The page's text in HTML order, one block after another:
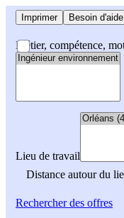
Imprimer Besoin
Métier, compétence,
Lieu de travail
Distance autour du
Rechercherdes offres